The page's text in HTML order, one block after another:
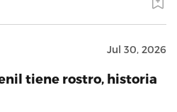
Jul 30, 2026
tiene rostro, historia